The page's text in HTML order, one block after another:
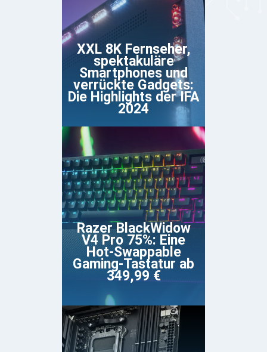
XXL 8K Fernseher,
spektakuläre
Smartphones und
verrückte Gadgets:
Die Highlights der IFA
2024
Razer BlackWidow
V4 Pro 75%: Eine
Hot-Swappable
Gaming-Tastatur ab
349,99 €